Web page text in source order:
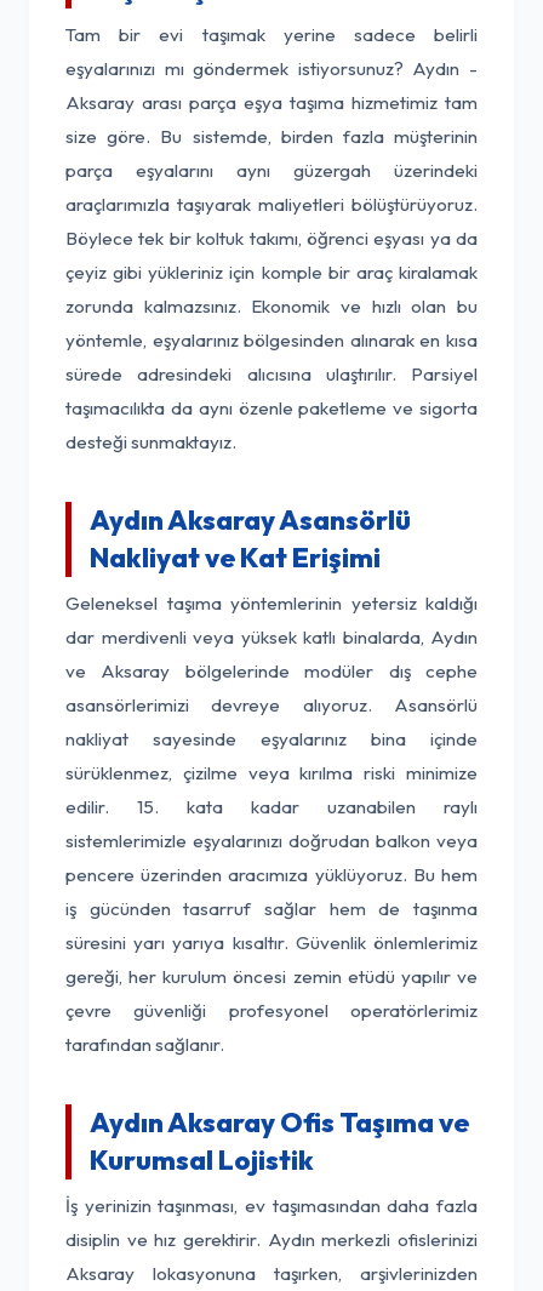
Tam bir evi taşımak yerine sadece belirli
eşyalarınızı mı göndermek istiyorsunuz? Aydın -
Aksaray arası parça eşya taşıma hizmetimiz tam
size göre. Bu sistemde, birden fazla müşterinin
parça eşyalarını aynı güzergah üzerindeki
araçlarımızla taşıyarak maliyetleri bölüştürüyoruz.
Böylece tek bir koltuk takımı, öğrenci eşyası ya da
çeyiz gibi yükleriniz için komple bir araç kiralamak
zorunda kalmazsınız. Ekonomik ve hızlı olan bu
yöntemle, eşyalarınız bölgesinden alınarak en kısa
sürede adresindeki alıcısına ulaştırılır. Parsiyel
taşımacılıkta da aynı özenle paketleme ve sigorta
desteği sunmaktayız.
Aydın Aksaray Asansörlü
Nakliyat ve Kat Erişimi
Geleneksel taşıma yöntemlerinin yetersiz kaldığı
dar merdivenli veya yüksek katlı binalarda, Aydın
ve Aksaray bölgelerinde modüler dış cephe
asansörlerimizi devreye alıyoruz. Asansörlü
nakliyat sayesinde eşyalarınız bina içinde
sürüklenmez, çizilme veya kırılma riski minimize
edilir. 15. kata kadar uzanabilen raylı
sistemlerimizle eşyalarınızı doğrudan balkon veya
pencere üzerinden aracımıza yüklüyoruz. Bu hem
iş gücünden tasarruf sağlar hem de taşınma
süresini yarı yarıya kısaltır. Güvenlik önlemlerimiz
gereği, her kurulum öncesi zemin etüdü yapılır ve
çevre güvenliği profesyonel operatörlerimiz
tarafından sağlanır.
Aydın Aksaray Ofis Taşıma ve
Kurumsal Lojistik
İş yerinizin taşınması, ev taşımasından daha fazla
disiplin ve hız gerektirir. Aydın merkezli ofislerinizi
Aksaray lokasyonuna taşırken, arşivlerinizden